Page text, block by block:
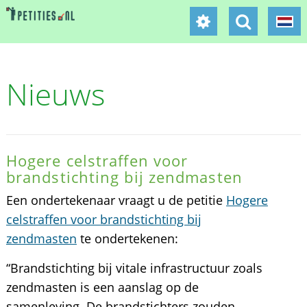
Nieuws
Hogere celstraffen voor
brandstichting bij zendmasten
Een ondertekenaar vraagt u de petitie Hogere
celstraffen voor brandstichting bij
zendmasten te ondertekenen:
“Brandstichting bij vitale infrastructuur zoals
zendmasten is een aanslag op de